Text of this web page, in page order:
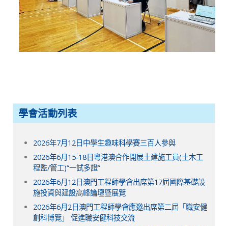
學會活動列表
2026年7月12日中學生趣味科學賽三百人參與
2026年6月15-18日粵港澳合作開展土建施工員(土木工
程監/管工)“一試多證”
2026年6月12日澳門工程師學會出席第17屆國際基礎設
施投資與建設高峰論壇暨展覽
2026年6月2日澳門工程師學會應邀出席第二屆「職安健
創科博覽」 促進職安健科技交流